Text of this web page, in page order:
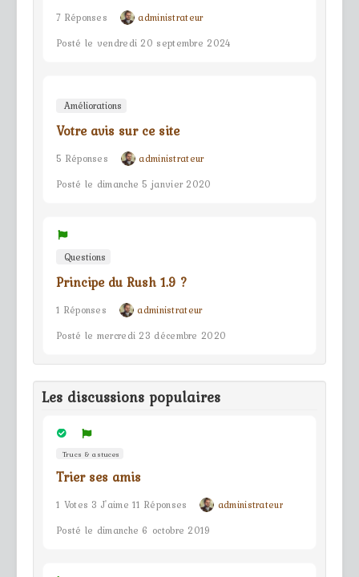
7 Réponses
administrateur
Posté le vendredi 20 septembre 2024
Améliorations
Votre avis sur ce site
5 Réponses
administrateur
Posté le dimanche 5 janvier 2020
Questions
Principe du Rush 1.9 ?
1 Réponses
administrateur
Posté le mercredi 23 décembre 2020
Les discussions populaires
Trucs & astuces
Trier ses amis
1 Votes 3 J'aime 11 Réponses
administrateur
Posté le dimanche 6 octobre 2019